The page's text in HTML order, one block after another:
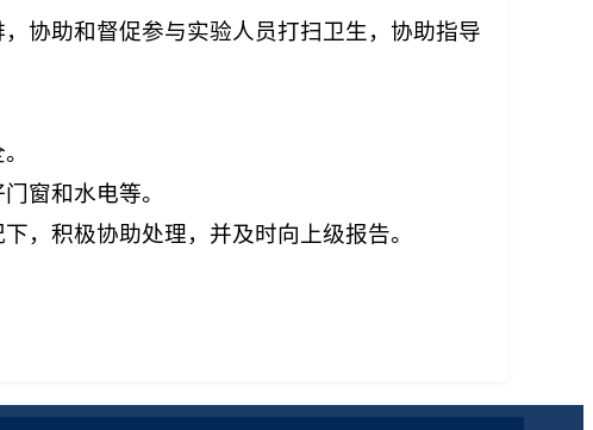
协助和督促参与实验人员打扫卫生，协助指导
窗和水电等。
，积极协助处理，并及时向上级报告。